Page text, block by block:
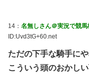
14： 名無しさん＠実況で競馬
ID:Uvd3tG+60.net
ただの下手な騎手に
こういう頭のおかし